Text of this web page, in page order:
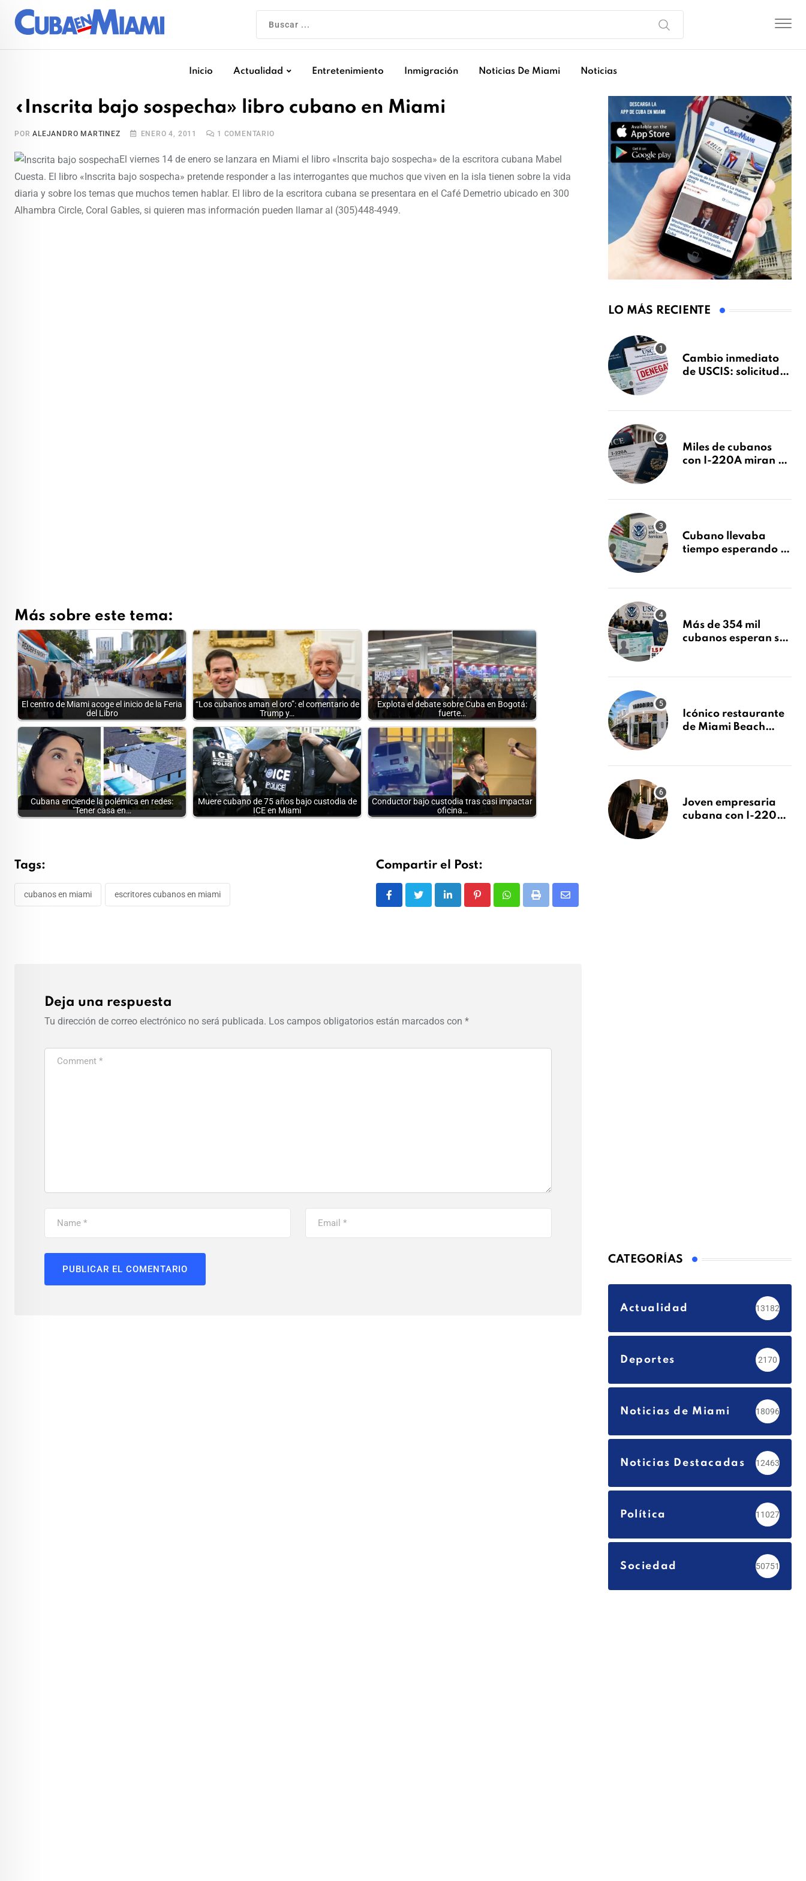
Inicio Actualidad Entretenimiento Inmigración Noticias De Miami Noticias
«Inscrita bajo sospecha» libro cubano en Miami
PORALEJANDRO MARTINEZ ENERO 4, 2011 1 COMENTARIO
El viernes 14 de enero se lanzara en Miami el libro «Inscrita bajo sospecha» de la escritora cubana Mabel
Cuesta. El libro «Inscrita bajo sospecha» pretende responder a las interrogantes que muchos que viven en la isla tienen sobre la vida
diaria y sobre los temas que muchos temen hablar. El libro de la escritora cubana se presentara en el Café Demetrio ubicado en 300
Alhambra Circle, Coral Gables, si quieren mas información pueden llamar al (305)448-4949.
Más sobre este tema:
El centro de Miami acoge el inicio de la Feria
del Libro
“Los cubanos aman el oro”: el comentario de
Trump y…
Explota el debate sobre Cuba en Bogotá:
fuerte…
Cubana enciende la polémica en redes:
"Tener casa en…
Muere cubano de 75 años bajo custodia de
ICE en Miami
Conductor bajo custodia tras casi impactar
oficina…
Tags:
cubanos en miami escritores cubanos en miami
Compartir el Post:
LinkedIn PinterestWhatsappPrint
Share
Deja una respuesta
Tu dirección de correo electrónico no será publicada. Los campos obligatorios están marcados con *
LO MÁS RECIENTE
Cambio inmediato
de USCIS: solicitudes
sin previo aviso
Miles de cubanos
con I-220A miran al
decidirse en una
Cubano llevaba
tiempo esperando su
tras Writ of
Más de 354 mil
cubanos esperan su
millones de
Icónico restaurante
de Miami Beach
después de 15 años
Joven empresaria
cubana con I-220A
CATEGORÍAS
Actualidad 13182
Deportes 2170
Noticias de Miami 18096
Noticias Destacadas 12463
Política 11027
Sociedad 50751